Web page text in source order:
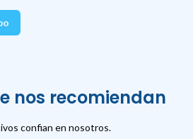
nos recomiendan
confian en nosotros.